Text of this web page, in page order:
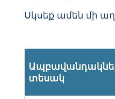
Սկսեք ամեն մի
տեսակ